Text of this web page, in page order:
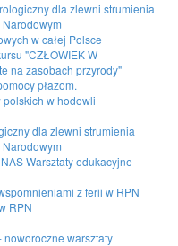
dla zlewni strumienia
w całej Polsce
"CZŁOWIEK W
na zasobach przyrody"
płazom.
w hodowli
dla zlewni strumienia
Warsztaty edukacyjne
z ferii w RPN
RPN
noworoczne warsztaty